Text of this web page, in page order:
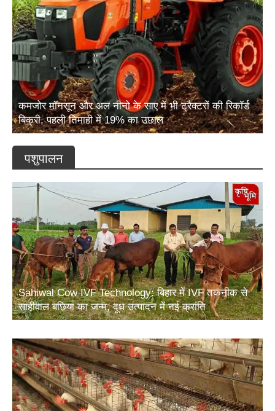
कमजोर मॉनसून और अल नीनो के साए में भी ट्रैक्टरों की रिकॉर्ड
बिक्री, पहली तिमाही में 19% का उछाल
पशुपालन
Sahiwal Cow IVF Technology: बिहार में IVF तकनीक से
साहीवाल बछिया का जन्म, दूध उत्पादन में नई क्रांति